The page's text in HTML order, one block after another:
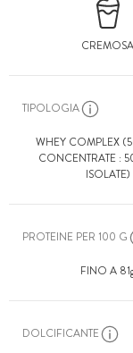
CREMOSA
TIPOLOGIA
WHEY COMPLEX
CONCENTRATE :
ISOLATE)
PROTEINE PER 100 G
FINO A 81
DOLCIFICANTE